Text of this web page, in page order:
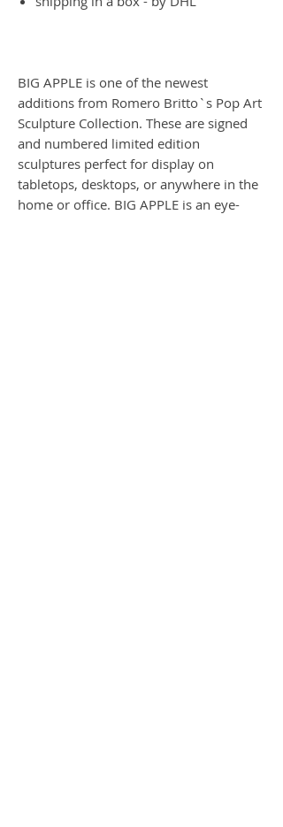
BIG APPLE is one of the newest
additions from Romero Britto`s Pop Art
Sculpture Collection. These are signed
and numbered limited edition
sculptures perfect for display on
tabletops, desktops, or anywhere in the
home or office. BIG APPLE is an eye-